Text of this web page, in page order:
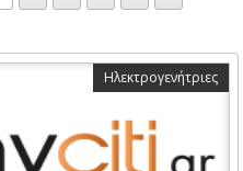
Ηλεκτρογενήτριες